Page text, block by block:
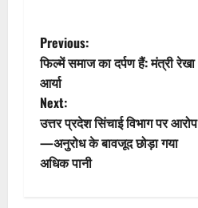
P
o
s
t
Previous:
फिल्में समाज का दर्पण हैं: मंत्री रेखा
आर्या
Next:
उत्तर प्रदेश सिंचाई विभाग पर आरोप
—अनुरोध के बावजूद छोड़ा गया
अधिक पानी